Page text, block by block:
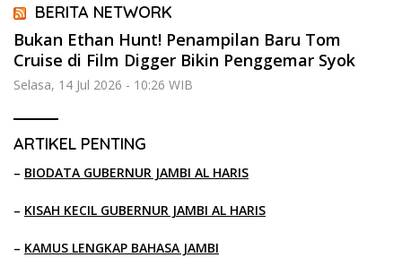
BERITA NETWORK
Bukan Ethan Hunt! Penampilan Baru Tom
Cruise di Film Digger Bikin Penggemar Syok
Selasa, 14 Jul 2026 - 10:26 WIB
ARTIKEL PENTING
– BIODATA GUBERNUR JAMBI AL HARIS
– KISAH KECIL GUBERNUR JAMBI AL HARIS
– KAMUS LENGKAP BAHASA JAMBI